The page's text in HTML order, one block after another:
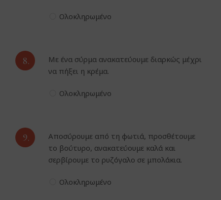
Ολοκληρωμένο
8.
Με ένα σύρμα ανακατεύουμε διαρκώς μέχρι
να πήξει η κρέμα.
Ολοκληρωμένο
9.
Αποσύρουμε από τη φωτιά, προσθέτουμε
το βούτυρο, ανακατεύουμε καλά και
σερβίρουμε το ρυζόγαλο σε μπολάκια.
Ολοκληρωμένο